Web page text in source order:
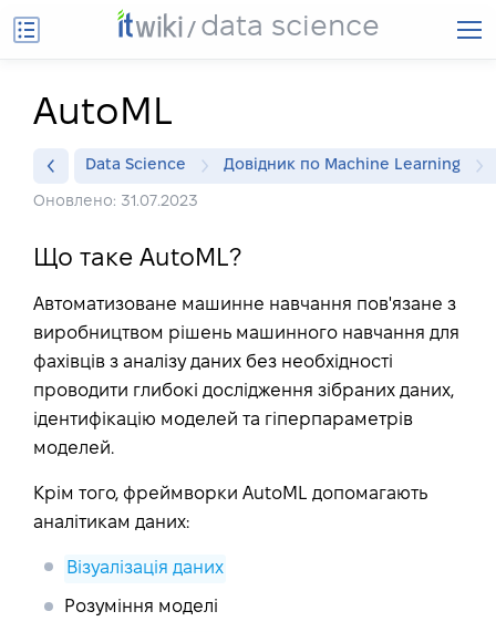
data science
AutoML
Data Science Довідник по Machine Learning
Оновлено: 31.07.2023
Що таке AutoML?
Автоматизоване машинне навчання пов'язане з
виробництвом рішень машинного навчання для
фахівців з аналізу даних без необхідності
проводити глибокі дослідження зібраних даних,
ідентифікацію моделей та гіперпараметрів
моделей.
Крім того, фреймворки AutoML допомагають
аналітикам даних:
Візуалізація даних
Розуміння моделі